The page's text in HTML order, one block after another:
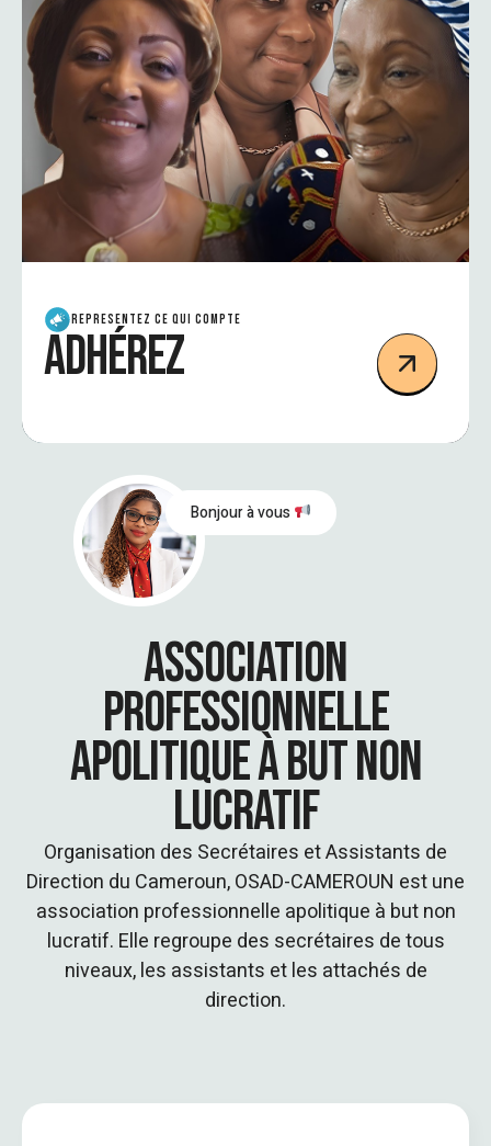
REPRESENTEZ CE QUI COMPTE
Adhérez
ASSOCIATION
PROFESSIONNELLE
APOLITIQUE À BUT NON
LUCRATIF
Organisation des Secrétaires et Assistants de
Direction du Cameroun, OSAD-CAMEROUN est une
association professionnelle apolitique à but non
lucratif. Elle regroupe des secrétaires de tous
niveaux, les assistants et les attachés de
direction.
Bonjour à vous